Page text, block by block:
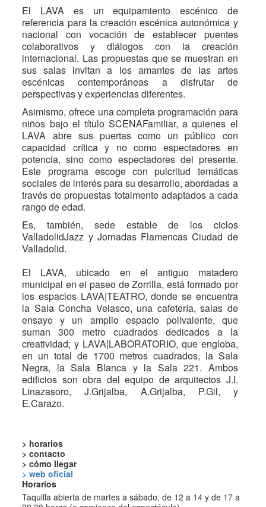
El LAVA es un equipamiento escénico de
referencia para la creación escénica autonómica y
nacional con vocación de establecer puentes
colaborativos y diálogos con la creación
internacional. Las propuestas que se muestran en
sus salas invitan a los amantes de las artes
escénicas contemporáneas a disfrutar de
perspectivas y experiencias diferentes.
Asimismo, ofrece una completa programación para
niños bajo el título SCENAFamiliar, a quienes el
LAVA abre sus puertas como un público con
capacidad crítica y no como espectadores en
potencia, sino como espectadores del presente.
Este programa escoge con pulcritud temáticas
sociales de interés para su desarrollo, abordadas a
través de propuestas totalmente adaptados a cada
rango de edad.
Es, también, sede estable de los ciclos
ValladolidJazz y Jornadas Flamencas Ciudad de
Valladolid.
El LAVA, ubicado en el antiguo matadero
municipal en el paseo de Zorrilla, está formado por
los espacios LAVA|TEATRO, donde se encuentra
la Sala Concha Velasco, una cafetería, salas de
ensayo y un amplio espacio polivalente, que
suman 300 metro cuadrados dedicados a la
creatividad; y LAVA|LABORATORIO, que engloba,
en un total de 1700 metros cuadrados, la Sala
Negra, la Sala Blanca y la Sala 221. Ambos
edificios son obra del equipo de arquitectos J.I.
Linazasoro, J.Grijalba, A.Grijalba, P.Gil, y
E.Carazo.
> horarios
> contacto
> cómo llegar
> web oficial
Horarios
Taquilla abierta de martes a sábado, de 12 a 14 y de 17 a